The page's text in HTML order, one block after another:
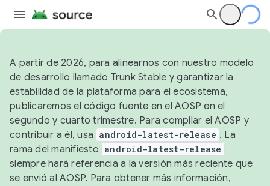
A partir de 2026, para alinearnos con nuestro modelo
de desarrollo llamado Trunk Stable y garantizar la
estabilidad de la plataforma para el ecosistema,
publicaremos el código fuente en el AOSP en el
segundo y cuarto trimestre. Para compilar el AOSP y
contribuir a él, usa android-latest-release . La
rama del manifiesto android-latest-release
siempre hará referencia a la versión más reciente que
se envió al AOSP. Para obtener más información,